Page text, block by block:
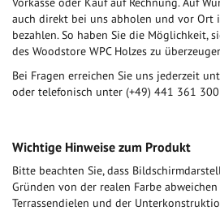
auch direkt bei uns abholen und vor Ort
bezahlen. So haben Sie die Möglichkeit,
des Woodstore WPC Holzes zu
Bei Fragen erreichen Sie uns jederzeit
oder telefonisch unter (+49) 441 361
Wichtige Hinweise zum Produkt
Bitte beachten Sie, dass
Gründen von der realen Farbe
Terrassendielen und der